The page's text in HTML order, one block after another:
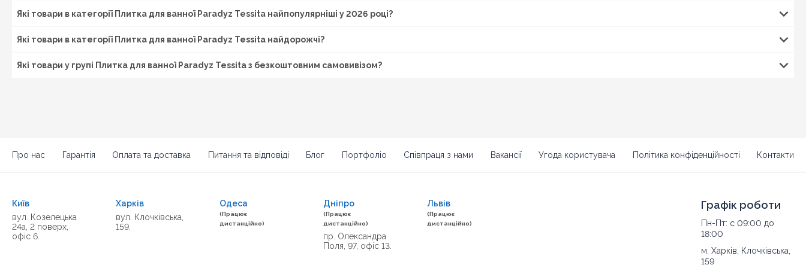
Які товари в категорії Плитка для ванної Paradyz Tessita найпопулярніші у 2026 році?
Які товари в категорії Плитка для ванної Paradyz Tessita найдорожчі?
Які товари у групі Плитка для ванної Paradyz Tessita з безкоштовним самовивізом?
Про нас Гарантія Оплата та доставка Питання та відповіді Блог Портфоліо Співпраця з нами Вакансії Угода користувача Політика конфіденційності Контакти
Київ
вул. Козелецька
24а, 2 поверх,
офіс 6.
Харків
вул. Клочківська,
159.
Одеса
(Працює
дистанційно)
Дніпро
(Працює
дистанційно)
пр. Олександра
Поля, 97, офіс 13.
Львів
(Працює
дистанційно)
Графік роботи
Пн-Пт: с 09:00 до
18:00
м. Харків, Клочківська,
159